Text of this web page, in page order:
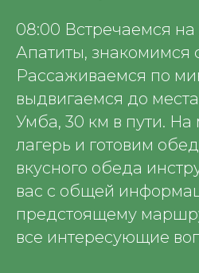
08:00 Встречаемся на
Апатиты, знакомимся
Рассаживаемся по
выдвигаемся до
Умба, 30 км в пути. На
лагерь и готовим
вкусного обеда
вас с общей
предстоящему
все интересующие